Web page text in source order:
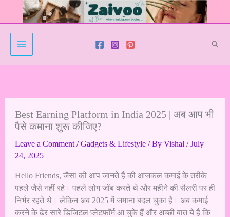
Best Earning Platform in India 2025 | अब आप भी
पैसे कमाना शुरू कीजिए?
Leave a Comment /Gadgets & Lifestyle/ By Vishal /July
24, 2025
Hello Friends, जैसा की आप जानते हैं की आजकल कमाई के तरीके
पहले जैसे नहीं रहे। पहले लोग जॉब करते थे और महीने की सैलरी पर ही
निर्भर रहते थे। लेकिन अब 2025 में जमाना बदल चुका है। अब कमाई
करने के ढेर सारे डिजिटल प्लेटफॉर्म आ चुके हैं और अच्छी बात ये है कि